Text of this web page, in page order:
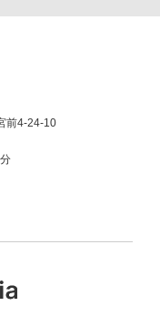
前4-24-10